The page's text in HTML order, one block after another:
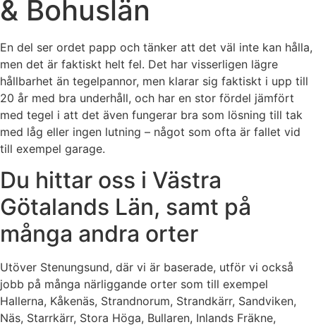
& Bohuslän
En del ser ordet papp och tänker att det väl inte kan hålla,
men det är faktiskt helt fel. Det har visserligen lägre
hållbarhet än tegelpannor, men klarar sig faktiskt i upp till
20 år med bra underhåll, och har en stor fördel jämfört
med tegel i att det även fungerar bra som lösning till tak
med låg eller ingen lutning – något som ofta är fallet vid
till exempel garage.
Du hittar oss i Västra
Götalands Län, samt på
många andra orter
Utöver Stenungsund, där vi är baserade, utför vi också
jobb på många närliggande orter som till exempel
Hallerna, Kåkenäs, Strandnorum, Strandkärr, Sandviken,
Näs, Starrkärr, Stora Höga, Bullaren, Inlands Fräkne,